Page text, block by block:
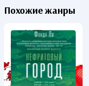
Похожие жанры